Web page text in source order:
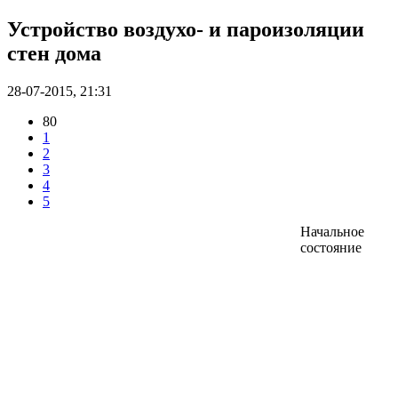
Устройство воздухо- и пароизоляции
стен дома
28-07-2015, 21:31
80
1
2
3
4
5
Начальное
состояние